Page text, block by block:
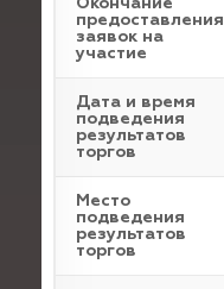
Окончание
предоставления
заявок на
участие
Дата и время
подведения
результатов
торгов
Место
подведения
результатов
торгов